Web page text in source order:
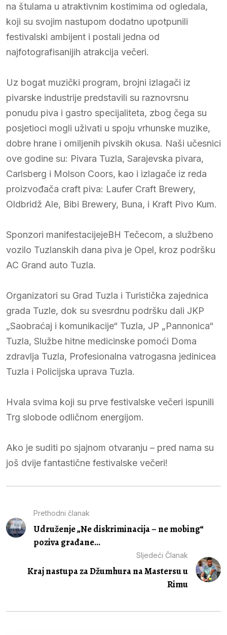
na štulama u atraktivnim kostimima od ogledala,
koji su svojim nastupom dodatno upotpunili
festivalski ambijent i postali jedna od
najfotografisanijih atrakcija večeri.
Uz bogat muzički program, brojni izlagači iz
pivarske industrije predstavili su raznovrsnu
ponudu piva i gastro specijaliteta, zbog čega su
posjetioci mogli uživati u spoju vrhunske muzike,
dobre hrane i omiljenih pivskih okusa. Naši učesnici
ove godine su: Pivara Tuzla, Sarajevska pivara,
Carlsberg i Molson Coors, kao i izlagače iz reda
proizvođača craft piva: Laufer Craft Brewery,
Oldbridž Ale, Bibi Brewery, Buna, i Kraft Pivo Kum.
Sponzori manifestacijejeBH Tečecom, a službeno
vozilo Tuzlanskih dana piva je Opel, kroz podršku
AC Grand auto Tuzla.
Organizatori su Grad Tuzla i Turistička zajednica
grada Tuzle, dok su svesrdnu podršku dali JKP
„Saobraćaj i komunikacije“ Tuzla, JP „Pannonica“
Tuzla, Službe hitne medicinske pomoći Doma
zdravlja Tuzla, Profesionalna vatrogasna jedinicea
Tuzla i Policijska uprava Tuzla.
Hvala svima koji su prve festivalske večeri ispunili
Trg slobode odličnom energijom.
Ako je suditi po sjajnom otvaranju – pred nama su
još dvije fantastične festivalske večeri!
Prethodni članak
Udruženje „Ne diskriminacija – ne mobing“
poziva građane...
Sljedeći Članak
Kraj nastupa za Džumhura na Mastersu u
Rimu